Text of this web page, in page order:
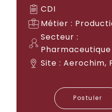
CDI
Métier :
Secteur :
Pharmaceutique
Site : Aerochim,
Postuler